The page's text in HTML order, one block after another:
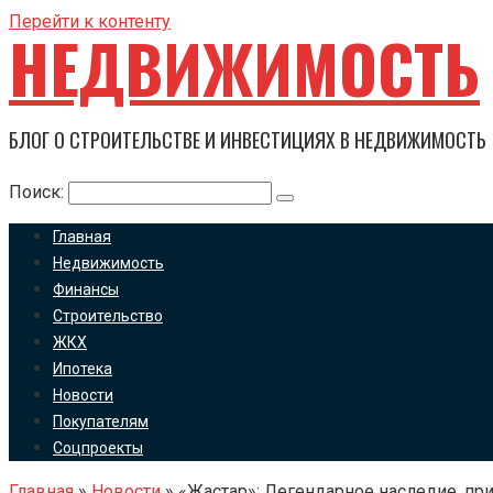
Перейти к контенту
НЕДВИЖИМОСТЬ
БЛОГ О СТРОИТЕЛЬСТВЕ И ИНВЕСТИЦИЯХ В НЕДВИЖИМОСТЬ
Поиск:
Главная
Недвижимость
Финансы
Строительство
ЖКХ
Ипотека
Новости
Покупателям
Соцпроекты